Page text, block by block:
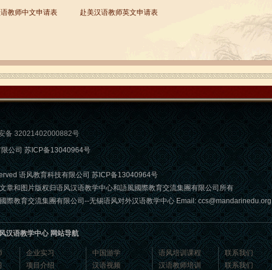
教师中文申请表 赴美汉语教师英文申请表
备 32021402000882号
限公司苏ICP备13040964号
语风教育科技有限公司苏ICP备13040964号
章和图片版权归语风汉语教学中心和語風國際教育交流集團有限公司所有
際教育交流集團有限公司--无锡语风对外汉语教学中心 Email: ccs@mandarinedu.org
汉语教学中心 网站导航
企业实习
项目介绍
中国游学
汉语视频
语风培训课程
汉语教师培训
联系我们
联系我们